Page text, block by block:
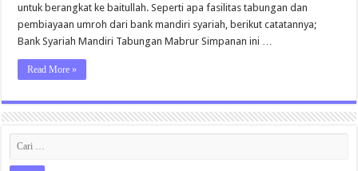
untuk berangkat ke baitullah. Seperti apa fasilitas tabungan dan
pembiayaan umroh dari bank mandiri syariah, berikut catatannya;
Bank Syariah Mandiri Tabungan Mabrur Simpanan ini …
Read More »